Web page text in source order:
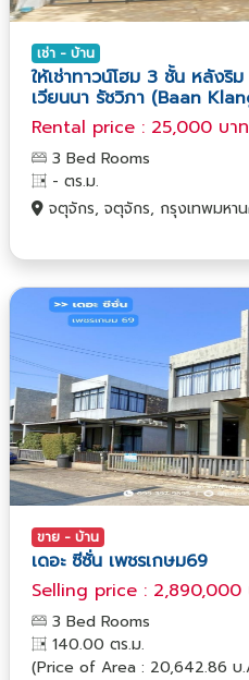
เช่า - บ้าน
ให้เช่าทาวน์โฮม 3 ชั้น หลังริ
เวียนนา รัชวิภา (Baan
Rental price : 25,000 บา
3 Bed Rooms
- ตร.ม.
จตุจักร, จตุจักร, กรุงเทพมหา
ขาย - บ้าน
เดอะ ซีซั่น เพชรเกษม69
Selling price : 2,890,000
3 Bed Rooms
140.00 ตร.ม.
(Price of Area : 20,642.86 บ